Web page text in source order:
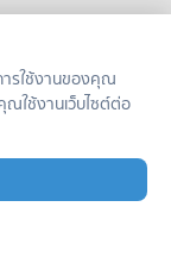
Silom
77
รใช้งานของคุณ
ณใช้งานเว็บไซต์ต่อ